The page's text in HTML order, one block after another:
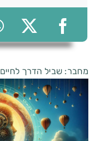
מחבר: שביל הדרך לחיים